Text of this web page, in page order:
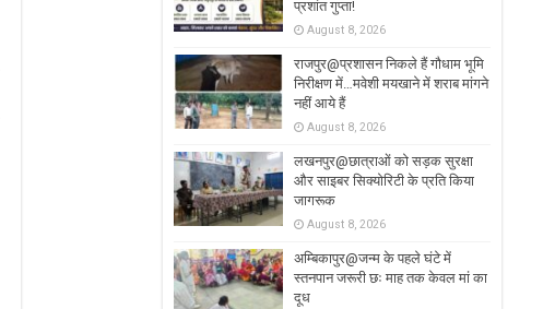
प्रशांत गुप्ता!
August 8, 2026
राजपुर@प्रशासन निकले हैं गौधाम भूमि
निरीक्षण में…मवेशी मयखाने में शराब मांगने
नहीं आये हैं
August 8, 2026
लखनपुर@छात्राओं को सड़क सुरक्षा
और साइबर सिक्योरिटी के प्रति किया
जागरूक
August 8, 2026
अम्बिकापुर@जन्म के पहले घंटे में
स्तनपान जरूरी छः माह तक केवल मां का
दूध